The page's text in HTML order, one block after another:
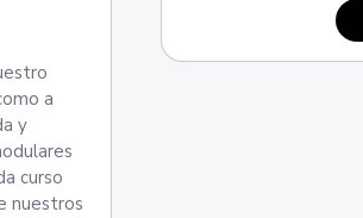
a
y
curso
nuestros